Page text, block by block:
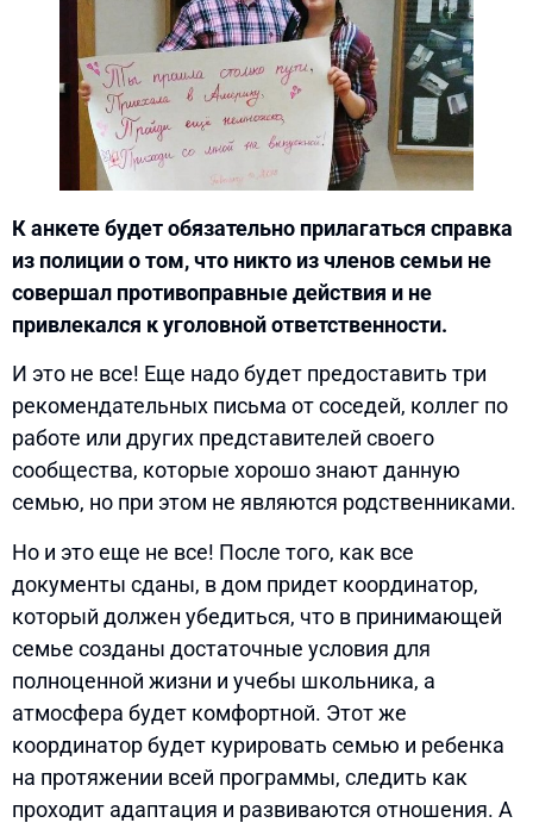
К анкете будет обязательно прилагаться справка
из полиции о том, что никто из членов семьи не
совершал противоправные действия и не
привлекался к уголовной ответственности.
И это не все! Еще надо будет предоставить три
рекомендательных письма от соседей, коллег по
работе или других представителей своего
сообщества, которые хорошо знают данную
семью, но при этом не являются родственниками.
Но и это еще не все! После того, как все
документы сданы, в дом придет координатор,
который должен убедиться, что в принимающей
семье созданы достаточные условия для
полноценной жизни и учебы школьника, а
атмосфера будет комфортной. Этот же
координатор будет курировать семью и ребенка
на протяжении всей программы, следить как
проходит адаптация и развиваются отношения. А